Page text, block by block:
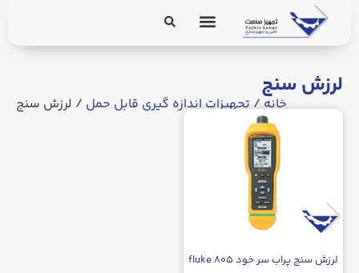
لرزش سنج
خانه/تجهیزات اندازه گیری قابل حمل / لرزش سنج
لرزش سنج پراب سر خود fluke ۸۰۵